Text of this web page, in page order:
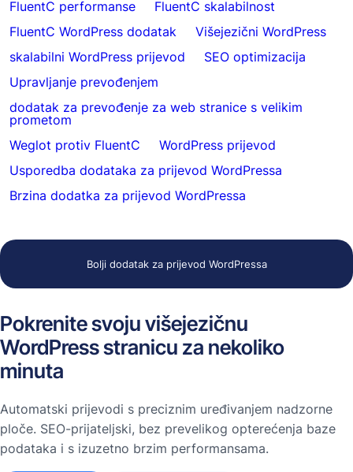
FluentC performanse
FluentC skalabilnost
FluentC WordPress dodatak
Višejezični WordPress
skalabilni WordPress prijevod
SEO optimizacija
Upravljanje prevođenjem
dodatak za prevođenje za web stranice s velikim
prometom
Weglot protiv FluentC
WordPress prijevod
Usporedba dodataka za prijevod WordPressa
Brzina dodatka za prijevod WordPressa
Bolji dodatak za prijevod WordPressa
Pokrenite svoju višejezičnu
WordPress stranicu za nekoliko
minuta
Automatski prijevodi s preciznim uređivanjem nadzorne
ploče. SEO-prijateljski, bez prevelikog opterećenja baze
podataka i s izuzetno brzim performansama.